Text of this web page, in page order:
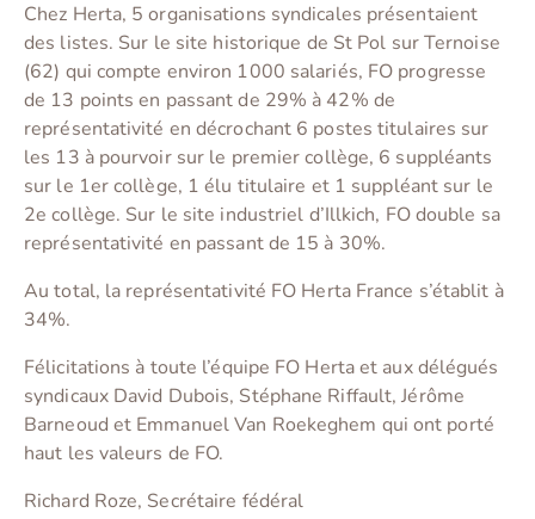
Chez Herta, 5 organisations syndicales présentaient
des listes. Sur le site historique de St Pol sur Ternoise
(62) qui compte environ 1000 salariés, FO progresse
de 13 points en passant de 29% à 42% de
représentativité en décrochant 6 postes titulaires sur
les 13 à pourvoir sur le premier collège, 6 suppléants
sur le 1er collège, 1 élu titulaire et 1 suppléant sur le
2e collège. Sur le site industriel d’Illkich, FO double sa
représentativité en passant de 15 à 30%.
Au total, la représentativité FO Herta France s’établit à
34%.
Félicitations à toute l’équipe FO Herta et aux délégués
syndicaux David Dubois, Stéphane Riffault, Jérôme
Barneoud et Emmanuel Van Roekeghem qui ont porté
haut les valeurs de FO.
Richard Roze, Secrétaire fédéral